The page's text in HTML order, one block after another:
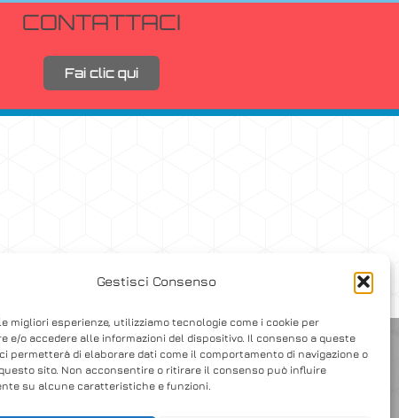
Gestisci Consenso
migliori esperienze, utilizziamo tecnologie come i cookie per
e/o accedere alle informazioni del dispositivo. Il consenso a queste
permetterà di elaborare dati come il comportamento di navigazione o
sito. Non acconsentire o ritirare il consenso può influire
su alcune caratteristiche e funzioni.
CONTATTACI
Fai clic qui